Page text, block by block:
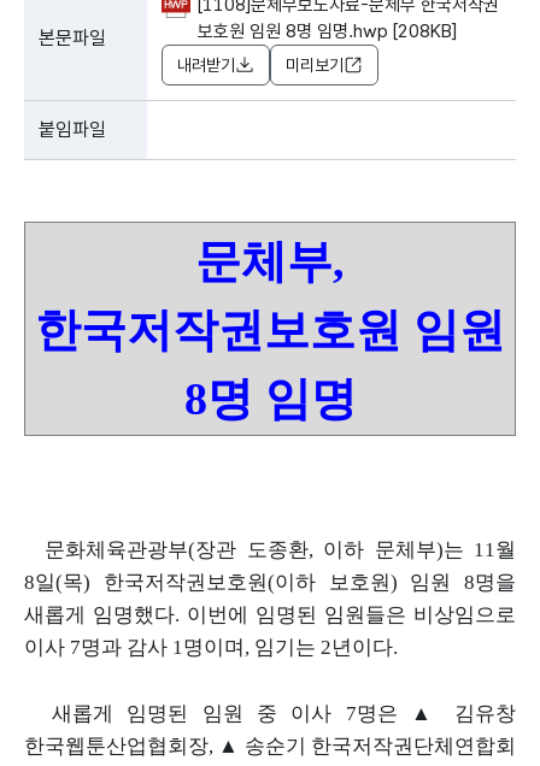
본문파일
[1108]문체부보도자료-문체부 한국저작권
보호원 임원 8명 임명.hwp [208KB]
내려받기 미리보기
붙임파일
문체부,
한국저작권보호원 임원
8명 임명
문화체육관광부(장관 도종환, 이하 문체부)는 11월
8일(목) 한국저작권보호원(이하 보호원) 임원 8명을
새롭게 임명했다. 이번에 임명된 임원들은 비상임으로
이사 7명과 감사 1명이며 , 임기는 2년이다.
새롭게 임명된 임원 중 이사 7명은 ▲
김유창
한국웹툰산업협회장, ▲ 송순기 한국저작권단체연합회